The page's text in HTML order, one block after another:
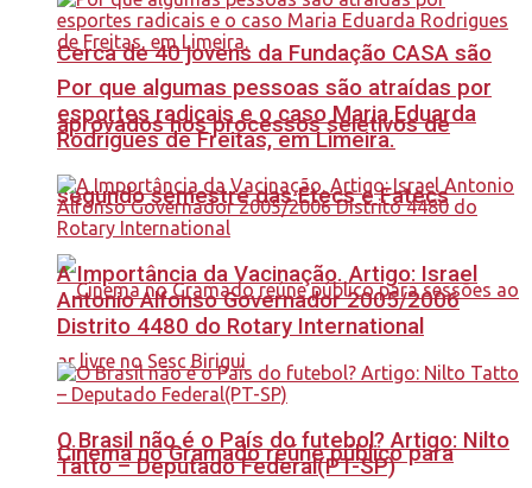
Cerca de 40 jovens da Fundação CASA são
aprovados nos processos seletivos de
segundo semestre das Etecs e Fatecs
Cinema no Gramado reúne público para
Por que algumas pessoas são atraídas por
esportes radicais e o caso Maria Eduarda
Rodrigues de Freitas, em Limeira.
A Importância da Vacinação. Artigo: Israel
Antonio Alfonso Governador 2005/2006
Distrito 4480 do Rotary International
O Brasil não é o País do futebol? Artigo: Nilto
Tatto – Deputado Federal(PT-SP)